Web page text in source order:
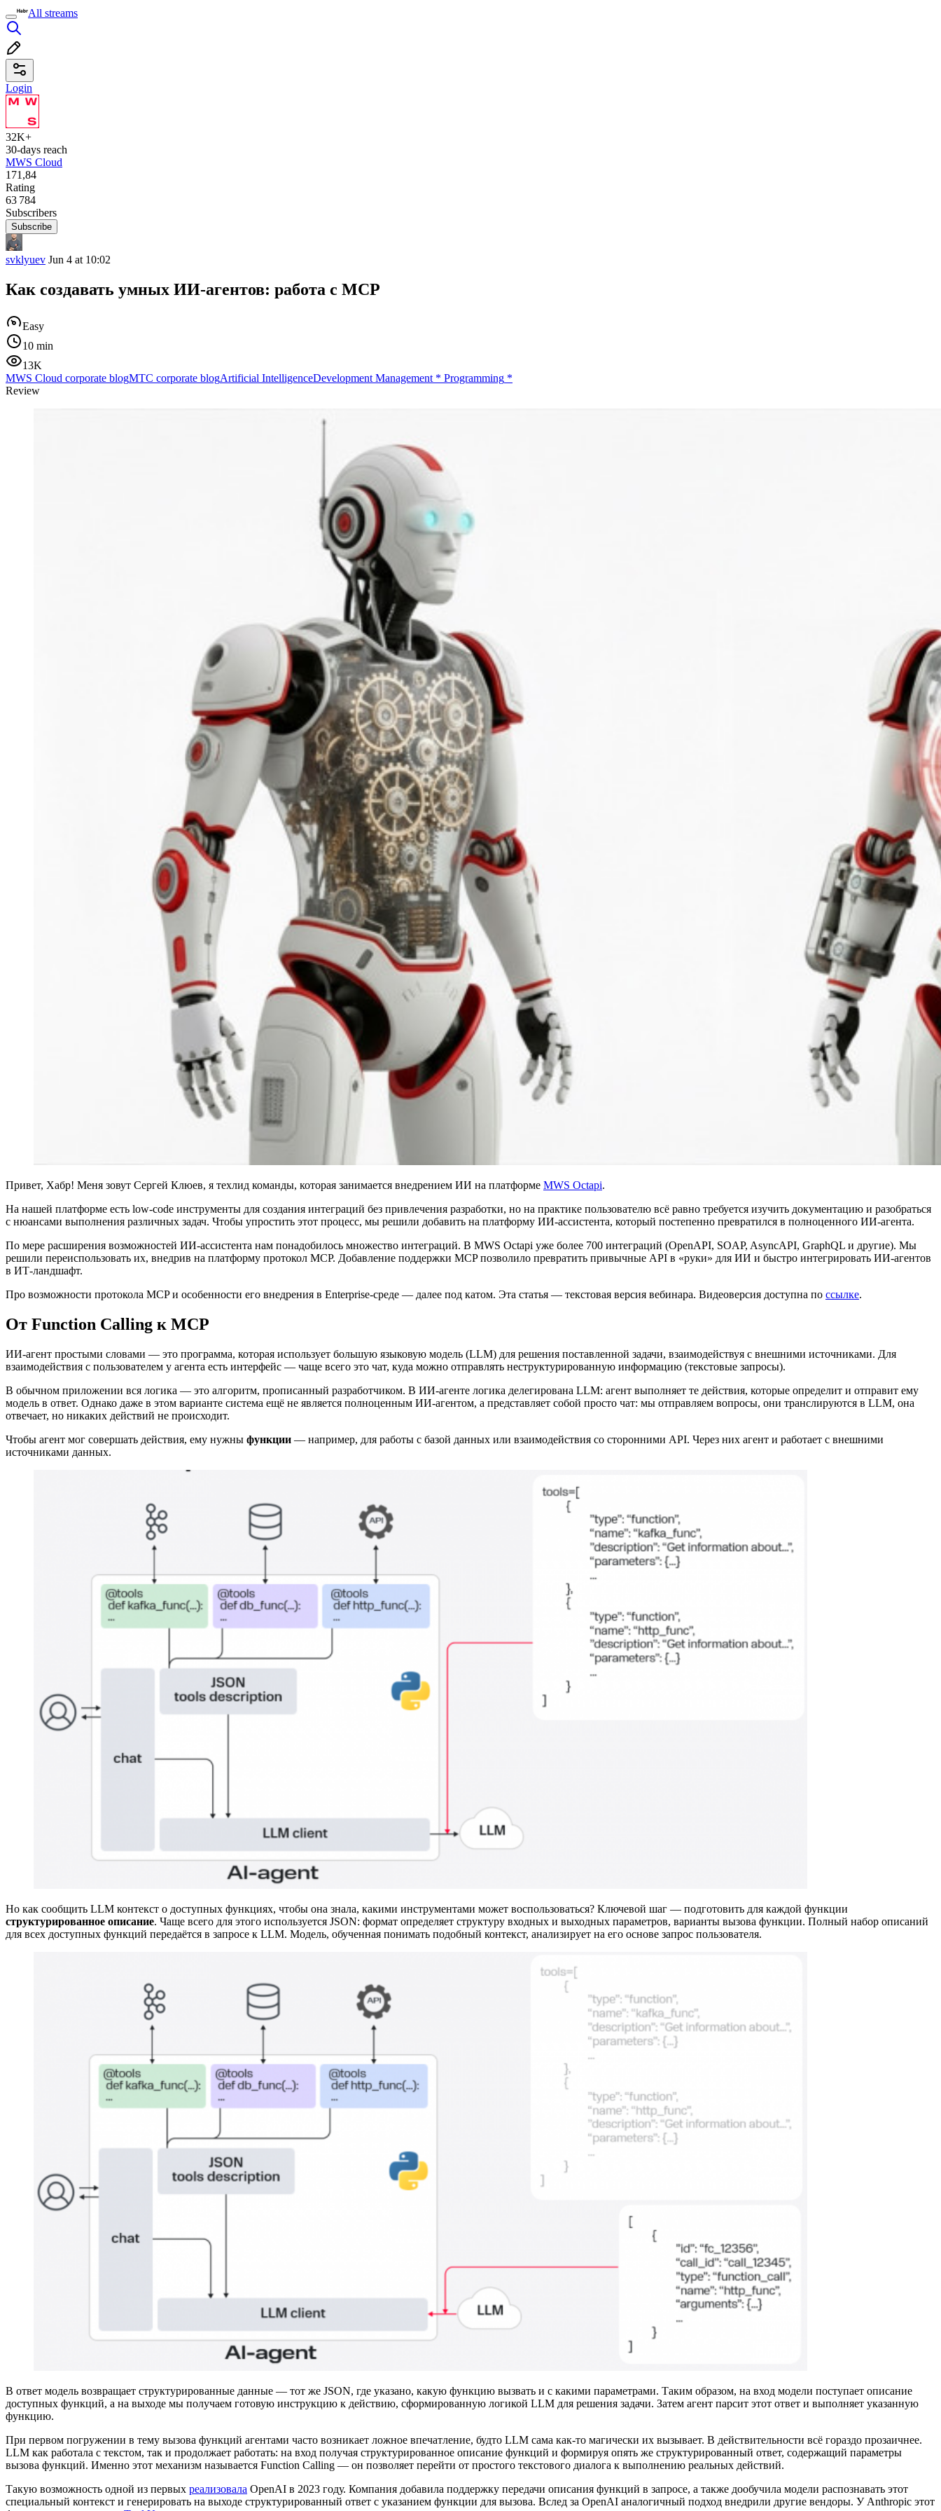
All streams
Login
32K+
30-days reach
MWS Cloud
171,84
Rating
63 784
Subscribers
Subscribe
svklyuev Jun 4 at 10:02
Как создавать умных ИИ-агентов: работа с MCP
Easy
10 min
13K
MWS Cloud corporate blogМТС corporate blogArtificial IntelligenceDevelopment Management * Programming *
Review
Привет, Хабр! Меня зовут Сергей Клюев, я техлид команды, которая занимается внедрением ИИ на платформе MWS Octapi.
На нашей платформе есть low-code инструменты для создания интеграций без привлечения разработки, но на практике пользователю всё равно требуется изучить документацию и разобраться
с нюансами выполнения различных задач. Чтобы упростить этот процесс, мы решили добавить на платформу ИИ-ассистента, который постепенно превратился в полноценного ИИ-агента.
По мере расширения возможностей ИИ-ассистента нам понадобилось множество интеграций. В MWS Octapi уже более 700 интеграций (OpenAPI, SOAP, AsyncAPI, GraphQL и другие). Мы
решили переиспользовать их, внедрив на платформу протокол MCP. Добавление поддержки MCP позволило превратить привычные API в «руки» для ИИ и быстро интегрировать ИИ-агентов
в ИТ-ландшафт.
Про возможности протокола MCP и особенности его внедрения в Enterprise-среде — далее под катом. Эта статья — текстовая версия вебинара. Видеоверсия доступна по ссылке.
От Function Calling к MCP
ИИ-агент простыми словами — это программа, которая использует большую языковую модель (LLM) для решения поставленной задачи, взаимодействуя с внешними источниками. Для
взаимодействия с пользователем у агента есть интерфейс — чаще всего это чат, куда можно отправлять неструктурированную информацию (текстовые запросы).
В обычном приложении вся логика — это алгоритм, прописанный разработчиком. В ИИ-агенте логика делегирована LLM: агент выполняет те действия, которые определит и отправит ему
модель в ответ. Однако даже в этом варианте система ещё не является полноценным ИИ-агентом, а представляет собой просто чат: мы отправляем вопросы, они транслируются в LLM, она
отвечает, но никаких действий не происходит.
Чтобы агент мог совершать действия, ему нужны функции — например, для работы с базой данных или взаимодействия со сторонними API. Через них агент и работает с внешними
источниками данных.
Но как сообщить LLM контекст о доступных функциях, чтобы она знала, какими инструментами может воспользоваться? Ключевой шаг — подготовить для каждой функции
структурированное описание. Чаще всего для этого используется JSON: формат определяет структуру входных и выходных параметров, варианты вызова функции. Полный набор описаний
для всех доступных функций передаётся в запросе к LLM. Модель, обученная понимать подобный контекст, анализирует на его основе запрос пользователя.
В ответ модель возвращает структурированные данные — тот же JSON, где указано, какую функцию вызвать и с какими параметрами. Таким образом, на вход модели поступает описание
доступных функций, а на выходе мы получаем готовую инструкцию к действию, сформированную логикой LLM для решения задачи. Затем агент парсит этот ответ и выполняет указанную
функцию.
При первом погружении в тему вызова функций агентами часто возникает ложное впечатление, будто LLM сама как-то магически их вызывает. В действительности всё гораздо прозаичнее.
LLM как работала с текстом, так и продолжает работать: на вход получая структурированное описание функций и формируя опять же структурированный ответ, содержащий параметры
вызова функций. Именно этот механизм называется Function Calling — он позволяет перейти от простого текстового диалога к выполнению реальных действий.
Такую возможность одной из первых реализовала OpenAI в 2023 году. Компания добавила поддержку передачи описания функций в запросе, а также дообучила модели распознавать этот
специальный контекст и генерировать на выходе структурированный ответ с указанием функции для вызова. Вслед за OpenAI аналогичный подход внедрили другие вендоры. У Anthropic этот